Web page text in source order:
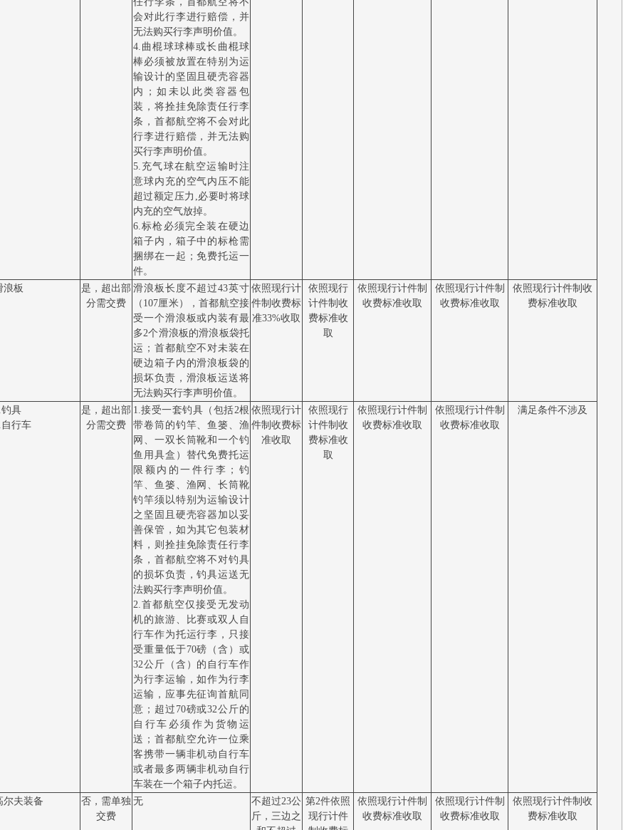
会对此行李进行赔偿，并
无法购买行李声明价值。
4.曲棍球球棒或长曲棍球
棒必须被放置在特别为运
输设计的坚固且硬壳容器
内；如未以此类容器包
装，将拴挂免除责任行李
条，首都航空将不会对此
行李进行赔偿，并无法购
买行李声明价值。
5.充气球在航空运输时注
意球内充的空气内压不能
超过额定压力,必要时将球
内充的空气放掉。
6.标枪必须完全装在硬边
箱子内，箱子中的标枪需
捆绑在一起；免费托运一
件。
浪板
是，超出部
分需交费
滑浪板长度不超过43英寸
（107厘米），首都航空接
受一个滑浪板或内装有最
多2个滑浪板的滑浪板袋托
运；首都航空不对未装在
硬边箱子内的滑浪板袋的
损坏负责，滑浪板运送将
无法购买行李声明价值。
依照现行计
件制收费标
准33%收取
依照现行
计件制收
费标准收
取
依照现行计件制
收费标准收取
依照现行计件制
收费标准收取
依照现行计件制收
费标准收取
钓具
自行车
是，超出部
分需交费
1.接受一套钓具（包括2根
带卷筒的钓竿、鱼篓、渔
网、一双长筒靴和一个钓
鱼用具盒）替代免费托运
限额内的一件行李；钓
竿、鱼篓、渔网、长筒靴
钓竿须以特别为运输设计
之坚固且硬壳容器加以妥
善保管，如为其它包装材
料，则拴挂免除责任行李
条，首都航空将不对钓具
的损坏负责，钓具运送无
法购买行李声明价值。
2.首都航空仅接受无发动
机的旅游、比赛或双人自
行车作为托运行李，只接
受重量低于70磅（含）或
32公斤（含）的自行车作
为行李运输，如作为行李
运输，应事先征询首航同
意；超过70磅或32公斤的
自行车必须作为货物运
送；首都航空允许一位乘
客携带一辆非机动自行车
或者最多两辆非机动自行
车装在一个箱子内托运。
依照现行计
件制收费标
准收取
依照现行
计件制收
费标准收
取
依照现行计件制
收费标准收取
依照现行计件制
收费标准收取
满足条件不涉及
尔夫装备
否，需单独
交费
无 不超过23公
斤，三边之
第2件依照
现行计件
依照现行计件制
收费标准收取
依照现行计件制
收费标准收取
依照现行计件制收
费标准收取